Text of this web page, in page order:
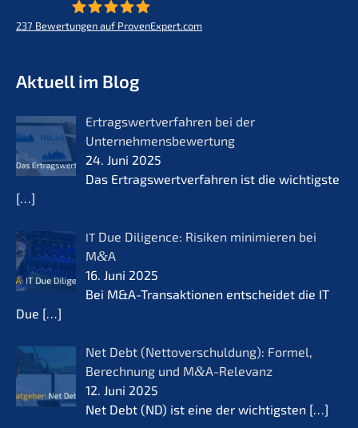
237 Bewertungen auf ProvenExpert.com
Aktuell im Blog
Ertrags­wert­ver­fah­ren bei der
Unternehmensbewertung
24. Juni 2025
Das Ertrags­wert­ver­fah­ren ist die wichtigs­te
[…]
IT Due Diligence: Risiken minimie­ren bei
M&A
16. Juni 2025
Bei M&A-Transaktionen entschei­det die IT
Due […]
Net Debt (Netto­ver­schul­dung): Formel,
Berech­nung und M&A-Relevanz
12. Juni 2025
Net Debt (ND) ist eine der wichtigs­ten […]